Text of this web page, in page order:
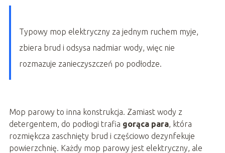
Typowy mop elektryczny za jednym ruchem myje,
zbiera brud i odsysa nadmiar wody, więc nie
rozmazuje zanieczyszczeń po podłodze.
Mop parowy to inna konstrukcja. Zamiast wody z
detergentem, do podłogi trafia gorąca para, która
rozmiękcza zaschnięty brud i częściowo dezynfekuje
powierzchnię. Każdy mop parowy jest elektryczny, ale